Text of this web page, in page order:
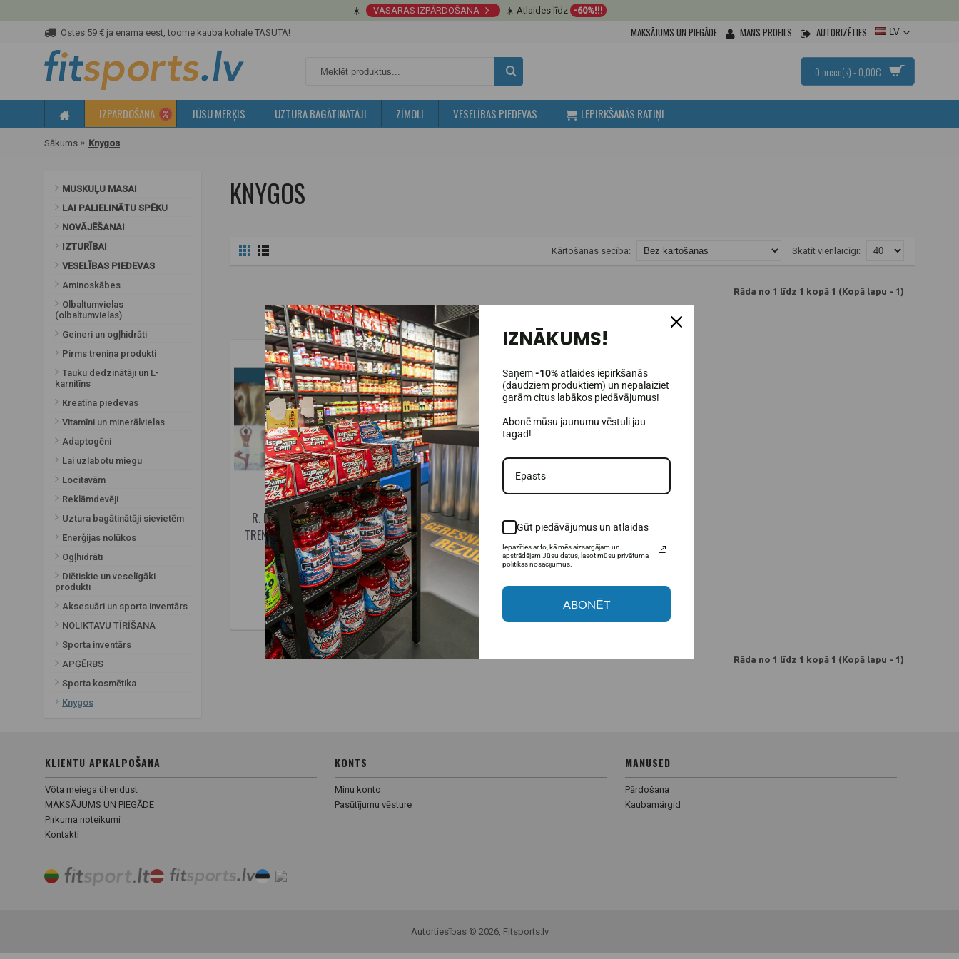
☀️ VASARAS IZPĀRDOŠANA ☀️ Atlaides līdz -60%!!!
Ostes 59 € ja enama eest, toome kauba kohale TASUTA! MAKSĀJUMS UN PIEGĀDE MANS PROFILS AUTORIZĒTIES LV
0 prece(s) - 0,00€
IZPĀRDOŠANA JŪSU MĒRĶIS UZTURA BAGĀTINĀTĀJI ZĪMOLI VESELĪBAS PIEDEVAS LEPIRKŠANĀS RATIŅI
Sākums Knygos
MUSKUĻU MASAI
LAI PALIELINĀTU SPĒKU
NOVĀJĒŠANAI
IZTURĪBAI
VESELĪBAS PIEDEVAS
Aminoskābes
Olbaltumvielas
(olbaltumvielas)
Geineri un ogļhidrāti
Pirms treniņa produkti
Tauku dedzinātāji un L-
karnitīns
Kreatīna piedevas
Vitamīni un minerālvielas
Adaptogēni
Lai uzlabotu miegu
Locītavām
Reklāmdevēji
Uztura bagātinātāji sievietēm
Enerģijas nolūkos
Ogļhidrāti
Diētiskie un veselīgāki
produkti
Aksesuāri un sporta inventārs
NOLIKTAVU TĪRĪŠANA
Sporta inventārs
APĢĒRBS
Sporta kosmētika
Knygos
KNYGOS
Skatīt vienlaicīgi:
Kārtošanas secība:
Rāda no 1 līdz 1 kopā 1 (Kopā lapu - 1)
R. Kairaiša grāmata SPĒKA
TRENIŅŠ. Kultūrisms. Veselība
(21)
26,00€
IŠPARDUOTA
Rāda no 1 līdz 1 kopā 1 (Kopā lapu - 1)
KLIENTU APKALPOŠANA
Võta meiega ühendust
MAKSĀJUMS UN PIEGĀDE
Pirkuma noteikumi
Kontakti
KONTS
Minu konto
Pasūtījumu vēsture
MANUSED
Pārdošana
Kaubamärgid
Autortiesības © 2026, Fitsports.lv
IZNĀKUMS!
Saņem-10%atlaides iepirkšanās
(daudziem produktiem) un nepalaiziet
garām citus labākos piedāvājumus!
Abonē mūsu jaunumu vēstuli jau
tagad!
Gūt piedāvājumus un atlaidas
Iepazīties ar to, kā mēs aizsargājam un
apstrādājam Jūsu datus, lasot mūsu privātuma
politikas nosacījumus.
ABONĒT